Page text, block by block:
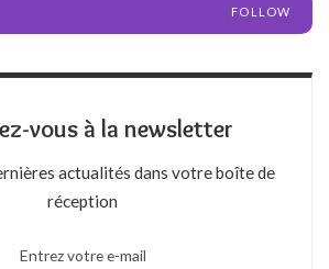
FOLLOW
vous à la newsletter
actualités dans votre boîte de
réception